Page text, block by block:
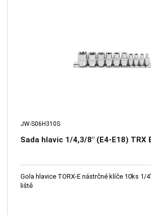
JW-S06H310S
Sada hlavic 1/4,3/8" (E4-E18) TRX
Gola hlavice TORX-E nástrčné klíče 10ks 1/4" 3/8" na
liště